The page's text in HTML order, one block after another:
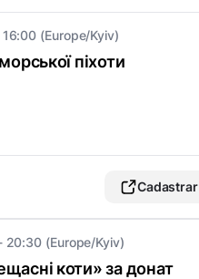
(Europe/Kyiv)
піхоти
Cadastrar
(Europe/Kyiv)
коти» за донат